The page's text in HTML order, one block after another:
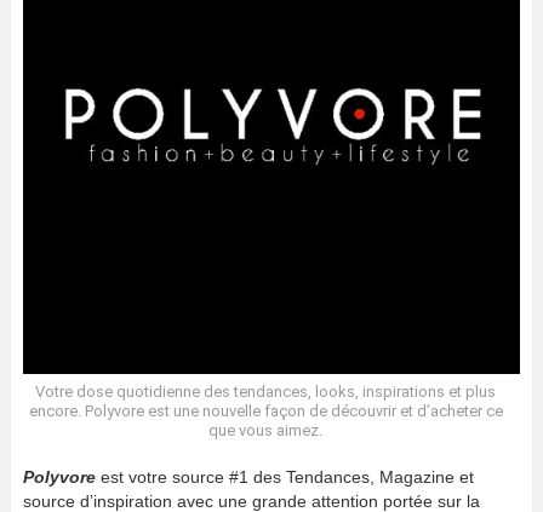
Votre dose quotidienne des tendances, looks, inspirations et plus
encore. Polyvore est une nouvelle façon de découvrir et d’acheter ce
que vous aimez.
Polyvore est votre source #1 des Tendances, Magazine et
source d’inspiration avec une grande attention portée sur la